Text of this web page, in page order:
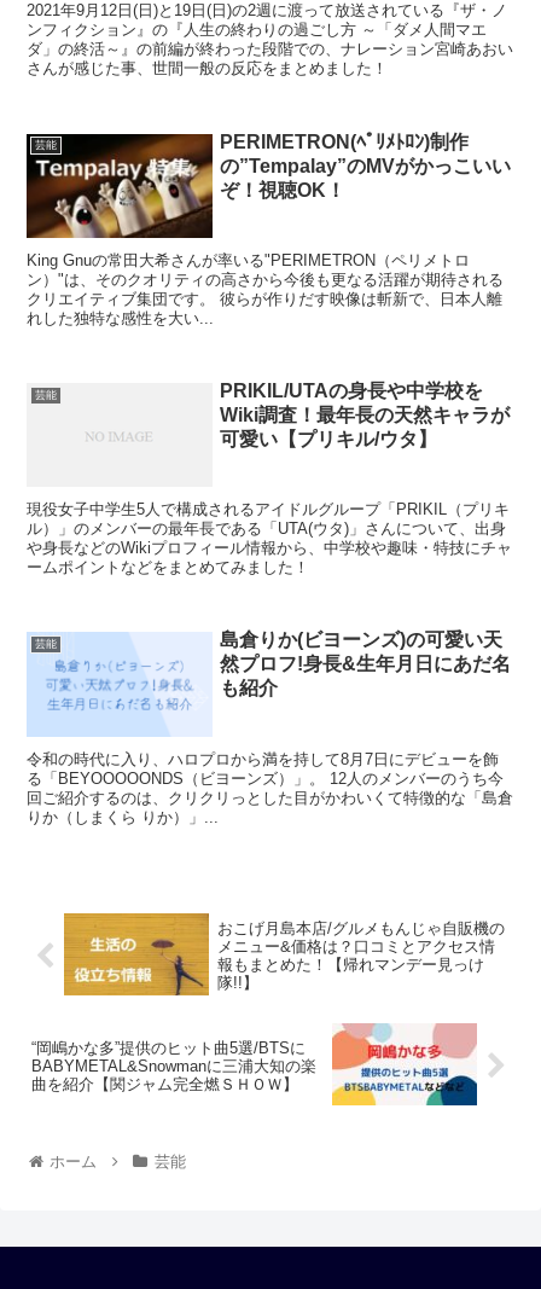
2021年9月12日(日)と19日(日)の2週に渡って放送されている『ザ・ノ
ンフィクション』の『人生の終わりの過ごし方 ～「ダメ人間マエ
ダ」の終活～』の前編が終わった段階での、ナレーション宮崎あおい
さんが感じた事、世間一般の反応をまとめました！
芸能
PERIMETRON(ﾍﾟﾘﾒﾄﾛﾝ)制作
の”Tempalay”のMVがかっこいい
ぞ！視聴OK！
King Gnuの常田大希さんが率いる"PERIMETRON（ペリメトロ
ン）"は、そのクオリティの高さから今後も更なる活躍が期待される
クリエイティブ集団です。 彼らが作りだす映像は斬新で、日本人離
れした独特な感性を大い...
芸能
PRIKIL/UTAの身長や中学校を
Wiki調査！最年長の天然キャラが
可愛い【プリキル/ウタ】
現役女子中学生5人で構成されるアイドルグループ「PRIKIL（プリキ
ル）」のメンバーの最年長である「UTA(ウタ)」さんについて、出身
や身長などのWikiプロフィール情報から、中学校や趣味・特技にチャ
ームポイントなどをまとめてみました！
芸能
島倉りか(ビヨーンズ)の可愛い天
然プロフ!身長&生年月日にあだ名
も紹介
令和の時代に入り、ハロプロから満を持して8月7日にデビューを飾
る「BEYOOOOONDS（ビヨーンズ）」。 12人のメンバーのうち今
回ご紹介するのは、クリクリっとした目がかわいくて特徴的な「島倉
りか（しまくら りか）」...
おこげ月島本店/グルメもんじゃ自販機の
メニュー&価格は？口コミとアクセス情
報もまとめた！【帰れマンデー見っけ
隊!!】
“岡嶋かな多”提供のヒット曲5選/BTSに
BABYMETAL&Snowmanに三浦大知の楽
曲を紹介【関ジャム完全燃ＳＨＯＷ】
ホーム 芸能